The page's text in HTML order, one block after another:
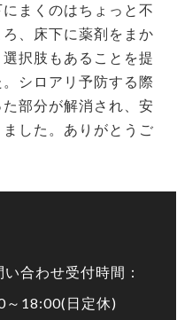
まくのはちょっと不
、床下に薬剤をまか
択肢もあることを提
シロアリ予防する際
部分が解消され、安
した。ありがとうご
い合わせ受付時間：
～18:00(日定休)